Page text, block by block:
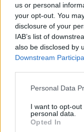
us or personal
your opt-out. You
disclosure of your
IAB’s list of
also be disclosed by
Downstream
Personal Data
I want to opt-
personal data.
Opted In